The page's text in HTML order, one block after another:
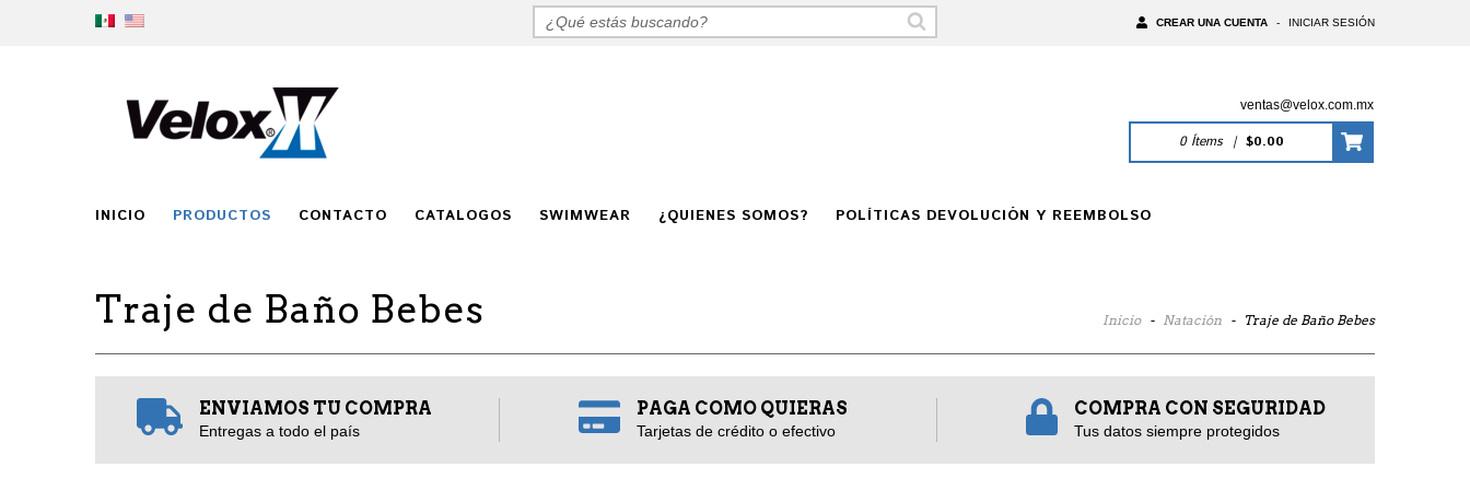
CREAR UNA CUENTA - INICIAR SESIÓN
ventas@velox.com.mx
0 Ítems | $0.00
INICIO PRODUCTOS CONTACTO CATALOGOS SWIMWEAR ¿QUIENES SOMOS? POLÍTICAS DEVOLUCIÓN Y REEMBOLSO
Traje de Baño Bebes Inicio - Natación - Traje de Baño Bebes
ENVIAMOS TU COMPRA
Entregas a todo el país
PAGA COMO QUIERAS
Tarjetas de crédito o efectivo
COMPRA CON SEGURIDAD
Tus datos siempre protegidos